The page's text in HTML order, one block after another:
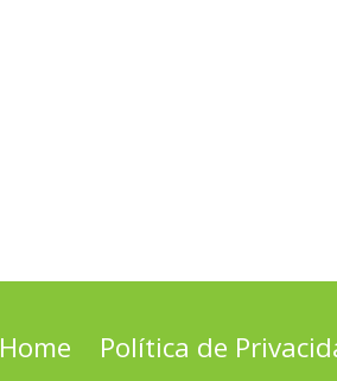
Home Política de